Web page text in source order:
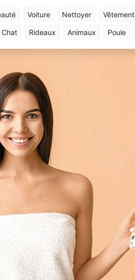
voiture nettoyer vêtement
chat rideaux animaux poule